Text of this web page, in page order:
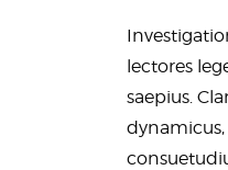
lectores
saepius.